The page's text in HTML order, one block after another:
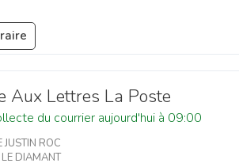
Aux Lettres La Poste
du courrier aujourd'hui à 09:00
JUSTIN ROC
DIAMANT